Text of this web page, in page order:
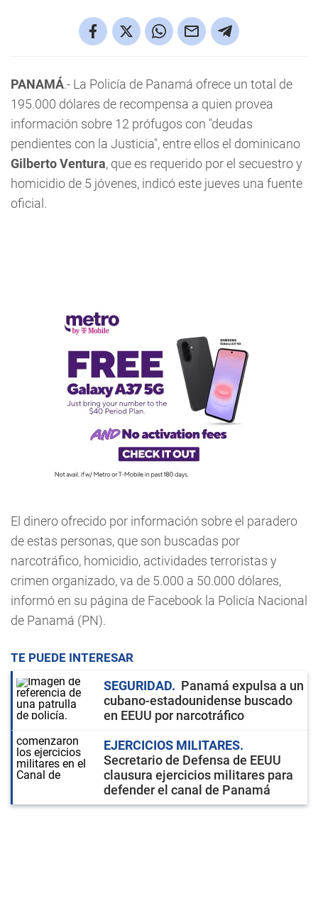
PANAMÁ.- La Policía de Panamá ofrece un total de
195.000 dólares de recompensa a quien provea
información sobre 12 prófugos con "deudas
pendientes con la Justicia", entre ellos el dominicano
Gilberto Ventura, que es requerido por el secuestro y
homicidio de 5 jóvenes, indicó este jueves una fuente
oficial.
El dinero ofrecido por información sobre el paradero
de estas personas, que son buscadas por
narcotráfico, homicidio, actividades terroristas y
crimen organizado, va de 5.000 a 50.000 dólares,
informó en su página de Facebook la Policía Nacional
de Panamá (PN).
TE PUEDE INTERESAR
SEGURIDAD
Panamá expulsa a un
cubano-estadounidense buscado
en EEUU por narcotráfico
EJERCICIOS MILITARES
Secretario de Defensa de EEUU
clausura ejercicios militares para
defender el canal de Panamá